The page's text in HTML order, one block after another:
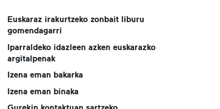
Euskaraz irakurtzeko zonbait liburu
gomendagarri
Iparraldeko idazleen azken euskarazko
argitalpenak
Izena eman bakarka
Izena eman binaka